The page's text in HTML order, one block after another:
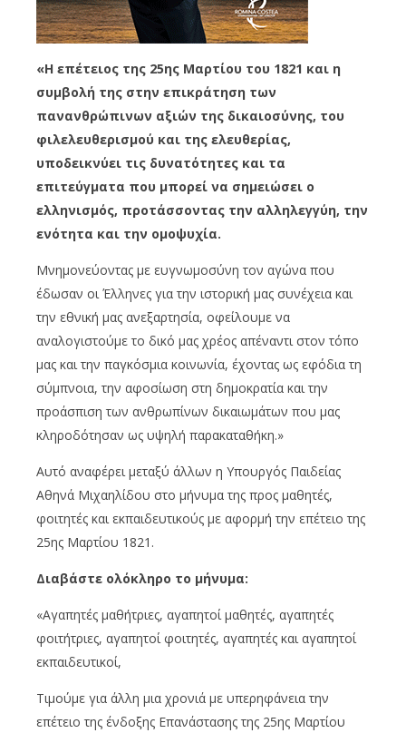
«Η επέτειος της 25ης Μαρτίου του 1821 και η
συμβολή της στην επικράτηση των
πανανθρώπινων αξιών της δικαιοσύνης, του
φιλελευθερισμού και της ελευθερίας,
υποδεικνύει τις δυνατότητες και τα
επιτεύγματα που μπορεί να σημειώσει ο
ελληνισμός, προτάσσοντας την αλληλεγγύη, την
ενότητα και την ομοψυχία.
Μνημονεύοντας με ευγνωμοσύνη τον αγώνα που
έδωσαν οι Έλληνες για την ιστορική μας συνέχεια και
την εθνική μας ανεξαρτησία, οφείλουμε να
αναλογιστούμε το δικό μας χρέος απέναντι στον τόπο
μας και την παγκόσμια κοινωνία, έχοντας ως εφόδια τη
σύμπνοια, την αφοσίωση στη δημοκρατία και την
προάσπιση των ανθρωπίνων δικαιωμάτων που μας
κληροδότησαν ως υψηλή παρακαταθήκη.»
Αυτό αναφέρει μεταξύ άλλων η Υπουργός Παιδείας
Αθηνά Μιχαηλίδου στο μήνυμα της προς μαθητές,
φοιτητές και εκπαιδευτικούς με αφορμή την επέτειο της
25ης Μαρτίου 1821.
Διαβάστε ολόκληρο το μήνυμα:
«Αγαπητές μαθήτριες, αγαπητοί μαθητές, αγαπητές
φοιτήτριες, αγαπητοί φοιτητές, αγαπητές και αγαπητοί
εκπαιδευτικοί,
Τιμούμε για άλλη μια χρονιά με υπερηφάνεια την
επέτειο της ένδοξης Επανάστασης της 25ης Μαρτίου